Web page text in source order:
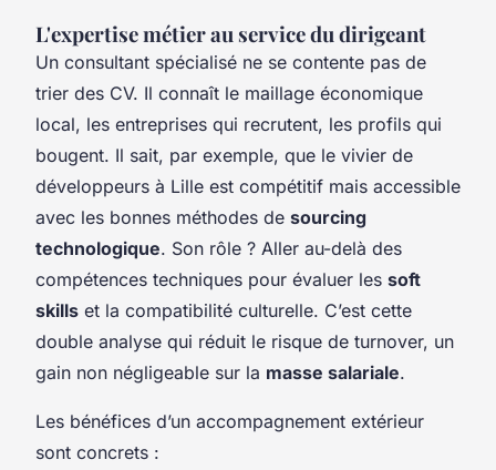
L'expertise métier au service du dirigeant
Un consultant spécialisé ne se contente pas de
trier des CV. Il connaît le maillage économique
local, les entreprises qui recrutent, les profils qui
bougent. Il sait, par exemple, que le vivier de
développeurs à Lille est compétitif mais accessible
avec les bonnes méthodes de sourcing
technologique. Son rôle ? Aller au-delà des
compétences techniques pour évaluer les soft
skills et la compatibilité culturelle. C’est cette
double analyse qui réduit le risque de turnover, un
gain non négligeable sur la masse salariale.
Les bénéfices d’un accompagnement extérieur
sont concrets :